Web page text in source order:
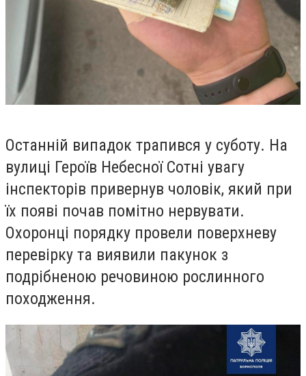
Останній випадок трапився у суботу. На
вулиці Героїв Небесної Сотні увагу
інспекторів привернув чоловік, який при
їх появі почав помітно нервувати.
Охоронці порядку провели поверхневу
перевірку та виявили пакунок з
подрібненою речовиною рослинного
походження.